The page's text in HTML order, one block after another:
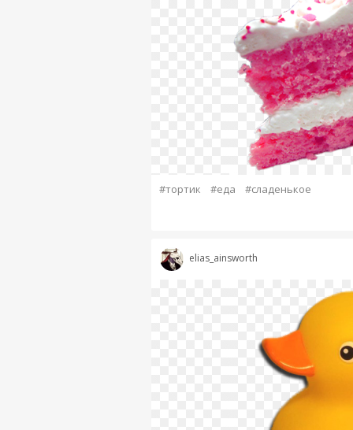
#тортик #еда #сладенькое
elias_ainsworth